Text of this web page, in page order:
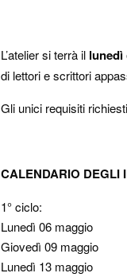
L’atelier si terrà il lunedì
di lettori e scrittori
Gli unici requisiti
CALENDARIO DEGLI
1° ciclo:
Lunedì 06 maggio
Giovedì 09 maggio
Lunedì 13 maggio